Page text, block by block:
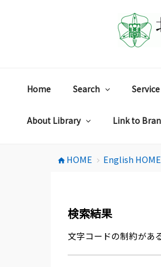
Home Search
About Library Link to
home HOME chevron_right English HOME
検索結果
文字コードの制約があ